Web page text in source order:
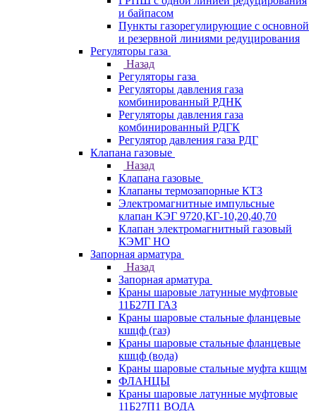
и байпасом
Пункты газорегулирующие с основной
и резервной линиями редуцирования
Регуляторы газа
Назад
Регуляторы газа
Регуляторы давления газа
комбинированный РДНК
Регуляторы давления газа
комбинированный РДГК
Регулятор давления газа РДГ
Клапана газовые
Назад
Клапана газовые
Клапаны термозапорные КТЗ
Электромагнитные импульсные
клапан КЭГ 9720,КГ-10,20,40,70
Клапан электромагнитный газовый
КЭМГ НО
Запорная арматура
Назад
Запорная арматура
Краны шаровые латунные муфтовые
11Б27П ГАЗ
Краны шаровые стальные фланцевые
кшцф (газ)
Краны шаровые стальные фланцевые
кшцф (вода)
Краны шаровые стальные муфта кшцм
ФЛАНЦЫ
Краны шаровые латунные муфтовые
11Б27П1 ВОДА